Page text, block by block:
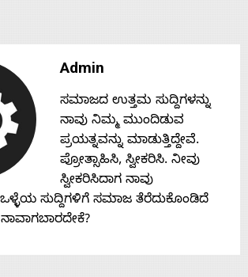
Admin
ಸಮಾಜದ ಉತ್ತಮ ಸುದ್ದಿಗಳನ್ನು
ನಾವು ನಿಮ್ಮ ಮುಂದಿಡುವ
ಪ್ರಯತ್ನವನ್ನು ಮಾಡುತ್ತಿದ್ದೇವೆ.
ಪ್ರೋತ್ಸಾಹಿಸಿ, ಸ್ವೀಕರಿಸಿ. ನೀವು
ಸ್ವೀಕರಿಸಿದಾಗ ನಾವು
ಸುದ್ದಿಗಳಿಗೆ ಸಮಾಜ ತೆರೆದುಕೊಂಡಿದೆ